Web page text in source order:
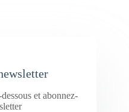
et abonnez-